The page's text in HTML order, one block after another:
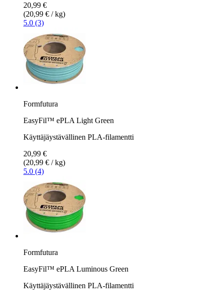
20,99 €
(20,99 € / kg)
5.0 (3)
Formfutura
EasyFil™ ePLA Light Green
Käyttäjäystävällinen PLA-filamentti
20,99 €
(20,99 € / kg)
5.0 (4)
Formfutura
EasyFil™ ePLA Luminous Green
Käyttäjäystävällinen PLA-filamentti